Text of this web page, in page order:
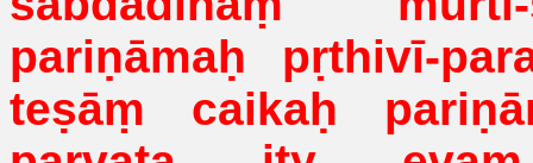
pariṇāmaḥ pṛthivī-
teṣāṃ
caikaḥ